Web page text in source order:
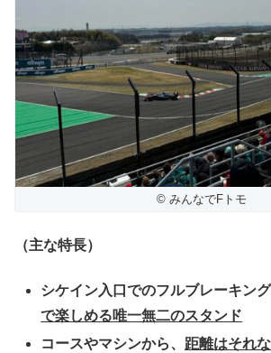
© みんなでFトモ
（主な特長）
シケイン入口でのフルブレーキング
で楽しめる唯一無二のスタンド
コースやマシンから、 距離はそれ